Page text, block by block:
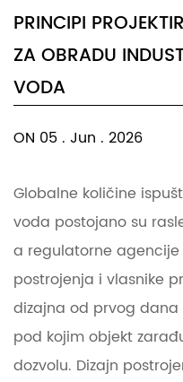
PRINCIPI
ZA OBRADU
VODA
ON 05 . Jun . 2026
Globalne količine
voda postojano su
a regulatorne agencije
postrojenja i vlasnike
dizajna od prvog
pod kojim objekt
dozvolu. Dizajn